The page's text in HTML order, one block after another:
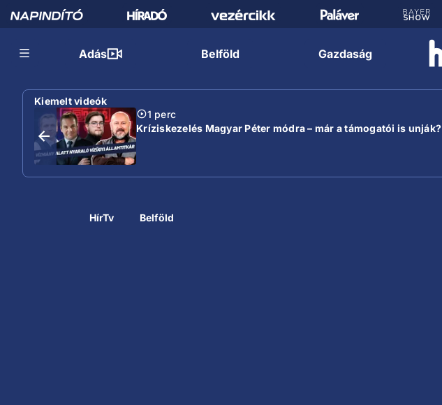
Adás Belföld Gazdaság
Kiemelt videók
1 perc
Kríziskezelés Magyar Péter módra – már a támogatói is unják?
HírTv Belföld